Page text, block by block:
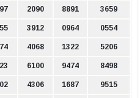
2090 8891 3659
3912 0964 0554
4068 1322 5206
6100 9474 8498
4306 1687 9515